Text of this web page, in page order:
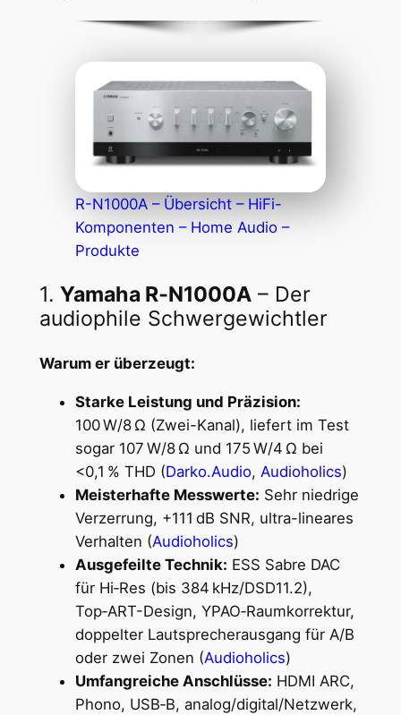
R-N1000A – Übersicht – HiFi-
Komponenten – Home Audio –
Produkte
1. Yamaha R‑N1000A– Der
audiophile Schwergewichtler
Warum er überzeugt:
Starke Leistung und Präzision:
100 W/8 Ω (Zwei-Kanal), liefert im Test
sogar 107 W/8 Ω und 175 W/4 Ω bei
<0,1 % THD (Darko.Audio, Audioholics)
Meisterhafte Messwerte: Sehr niedrige
Verzerrung, +111 dB SNR, ultra-lineares
Verhalten (Audioholics)
Ausgefeilte Technik: ESS Sabre DAC
für Hi‑Res (bis 384 kHz/DSD11.2),
Top‑ART-Design, YPAO‑Raumkorrektur,
doppelter Lautsprecherausgang für A/B
oder zwei Zonen (Audioholics)
Umfangreiche Anschlüsse: HDMI ARC,
Phono, USB‑B, analog/digital/Netzwerk,